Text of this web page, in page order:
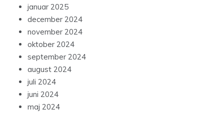
januar 2025
december 2024
november 2024
oktober 2024
september 2024
august 2024
juli 2024
juni 2024
maj 2024